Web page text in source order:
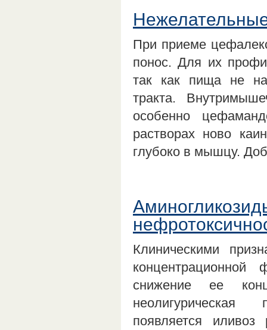
При приеме
понос. Для их
так как пища не
тракта.
особенно
растворах ново
глубоко в мышцу.
Клиническими
снижение ее
неолигурическая
появляется